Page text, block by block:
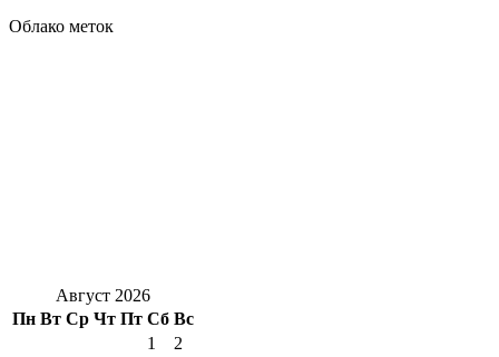
Облако меток
Август 2026
Пн Вт Ср Чт Пт Сб Вс
1
2